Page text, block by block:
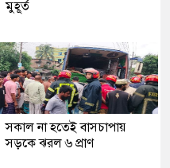
মুহূর্ত
সকাল না হতেই বাসচাপায়
সড়কে ঝরল ৬ প্রাণ